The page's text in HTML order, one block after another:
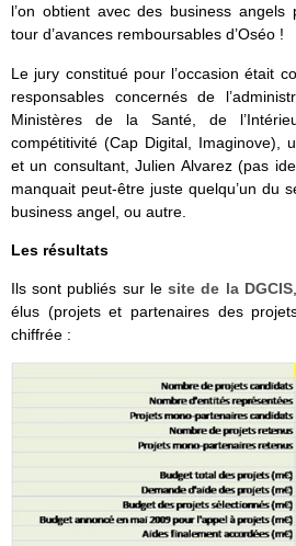
l’on obtient avec des business
tour d’avances remboursables d’Oséo !
Le jury constitué pour l’occasion était
responsables concernés de
Ministères de la Santé, de
compétitivité (Cap Digital, Imaginove),
et un consultant, Julien Alvarez (pas
manquait peut-être juste quelqu’un du
business angel, ou autre.
Les résultats
Ils sont publiés sur lesite de la DGCIS
élus (projets et partenaires des
chiffrée :